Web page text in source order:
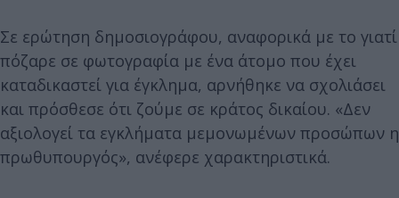
Σε ερώτηση δημοσιογράφου, αναφορικά με το γιατί
πόζαρε σε φωτογραφία με ένα άτομο που έχει
καταδικαστεί για έγκλημα, αρνήθηκε να σχολιάσει
και πρόσθεσε ότι ζούμε σε κράτος δικαίου. «Δεν
αξιολογεί τα εγκλήματα μεμονωμένων προσώπων η
πρωθυπουργός», ανέφερε χαρακτηριστικά.